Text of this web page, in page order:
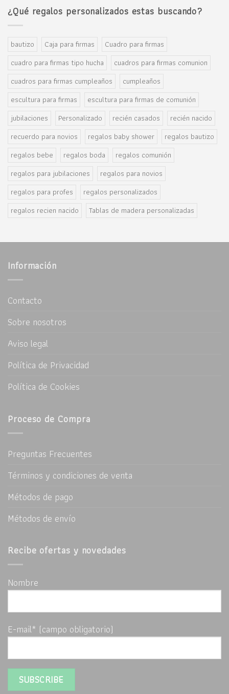
¿Qué regalos personalizados estas buscando?
bautizo Caja para firmas
Cuadro para firmas
cuadro para firmas tipo hucha
cuadros para firmas comunion
cuadros para firmas cumpleaños
cumpleaños
escultura para firmas
escultura para firmas de comunión
jubilaciones
Personalizado recién casados
recién nacido
recuerdo para novios
regalos baby shower
regalos bautizo
regalos bebe
regalos boda
regalos comunión
regalos para jubilaciones
regalos para novios
regalos para profes
regalos personalizados
regalos recien nacido
Tablas de madera personalizadas
Información
Contacto
Sobre nosotros
Aviso legal
Política de Privacidad
Política de Cookies
Proceso de Compra
Preguntas Frecuentes
Términos y condiciones de venta
Métodos de pago
Métodos de envío
Recibe ofertas y novedades
Nombre
E-mail* (campo obligatorio)